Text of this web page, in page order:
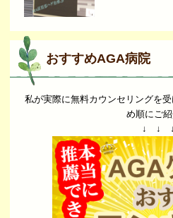
おすすめAGA病院
私が実際に無料カウンセリングを
め順にご紹
↓ ↓ ↓